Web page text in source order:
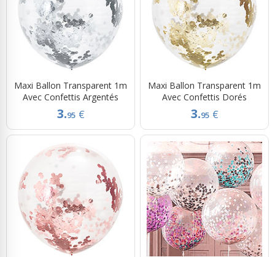
Maxi Ballon Transparent 1m
Avec Confettis Argentés
3.95 €
Maxi Ballon Transparent 1m
Avec Confettis Dorés
3.95 €